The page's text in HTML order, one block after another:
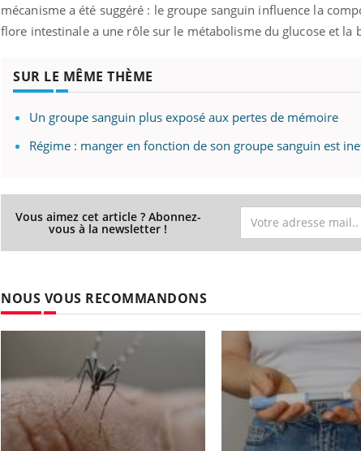
mécanisme a été suggéré : le groupe sanguin influence la
flore intestinale a une rôle sur le métabolisme du glucose et la
SUR LE MÊME THÈME
Un groupe sanguin plus exposé aux pertes de mémoire
Régime : manger en fonction de son groupe sanguin est
Vous aimez cet article ? Abonnez-
vous à la newsletter !
NOUS VOUS RECOMMANDONS